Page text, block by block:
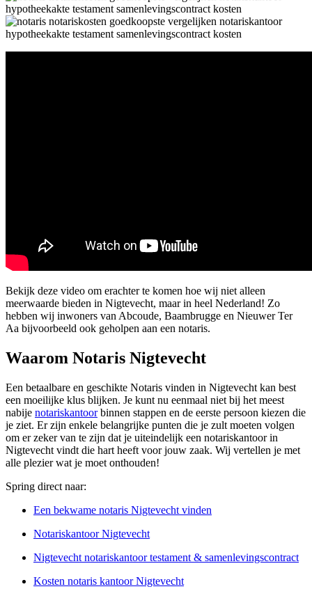
Bekijk deze video om erachter te komen hoe wij niet alleen
meerwaarde bieden in Nigtevecht, maar in heel Nederland! Zo
hebben wij inwoners van Abcoude, Baambrugge en Nieuwer Ter
Aa bijvoorbeeld ook geholpen aan een notaris.
Waarom Notaris Nigtevecht
Een betaalbare en geschikte Notaris vinden in Nigtevecht kan best
een moeilijke klus blijken. Je kunt nu eenmaal niet bij het meest
nabije notariskantoorbinnen stappen en de eerste persoon kiezen die
je ziet. Er zijn enkele belangrijke punten die je zult moeten volgen
om er zeker van te zijn dat je uiteindelijk een notariskantoor in
Nigtevecht vindt die hart heeft voor jouw zaak. Wij vertellen je met
alle plezier wat je moet onthouden!
Spring direct naar:
Een bekwame notaris Nigtevecht vinden
Notariskantoor Nigtevecht
Nigtevecht notariskantoor testament & samenlevingscontract
Kosten notaris kantoor Nigtevecht